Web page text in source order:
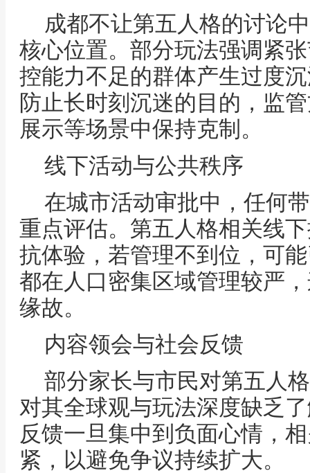
成都不让第五人格的讨论
核心位置。部分玩法强调紧
控能力不足的群体产生过度
防止长时刻沉迷的目的，监
展示等场景中保持克制。
线下活动与公共秩序
在城市活动审批中，任何
重点评估。第五人格相关线
抗体验，若管理不到位，可
都在人口密集区域管理较严
缘故。
内容领会与社会反馈
部分家长与市民对第五人
对其全球观与玩法深度缺乏
反馈一旦集中到负面心情，
紧，以避免争议持续扩大。